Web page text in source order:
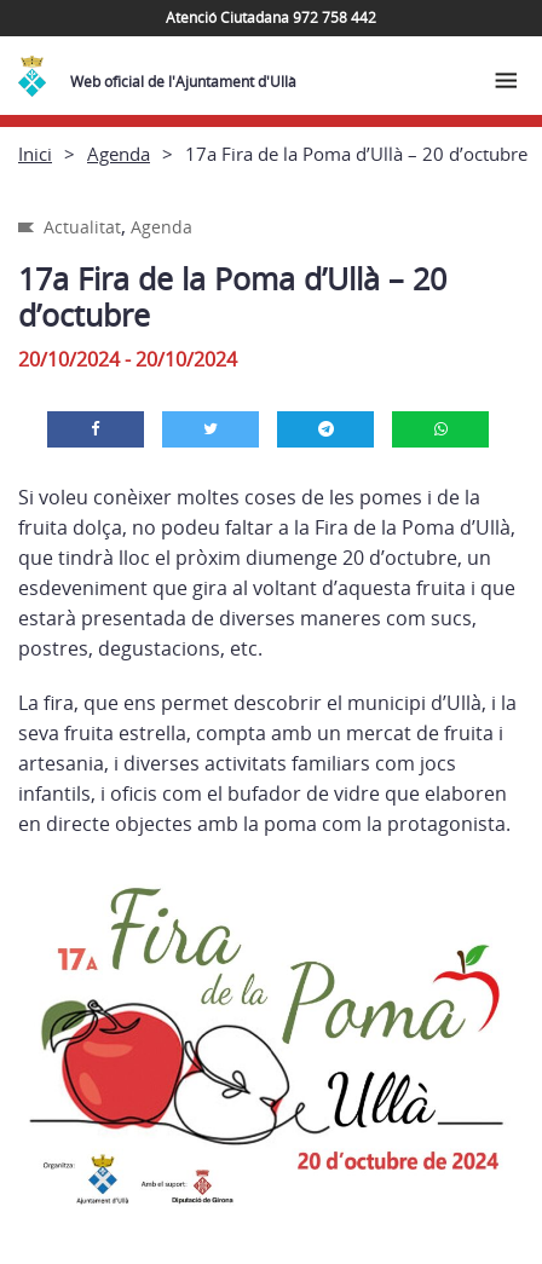
Atenció Ciutadana 972 758 442
Web oficial de l'Ajuntament d'Ullà
Inici Agenda 17a Fira de la Poma d’Ullà – 20 d’octubre
Actualitat, Agenda
17a Fira de la Poma d’Ullà – 20
d’octubre
20/10/2024 - 20/10/2024
Si voleu conèixer moltes coses de les pomes i de la
fruita dolça, no podeu faltar a la Fira de la Poma d’Ullà,
que tindrà lloc el pròxim diumenge 20 d’octubre, un
esdeveniment que gira al voltant d’aquesta fruita i que
estarà presentada de diverses maneres com sucs,
postres, degustacions, etc.
La fira, que ens permet descobrir el municipi d’Ullà, i la
seva fruita estrella, compta amb un mercat de fruita i
artesania, i diverses activitats familiars com jocs
infantils, i oficis com el bufador de vidre que elaboren
en directe objectes amb la poma com la protagonista.